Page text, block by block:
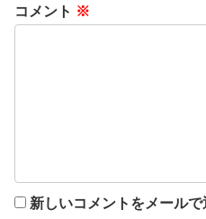
コメント ※
新しいコメントをメールで